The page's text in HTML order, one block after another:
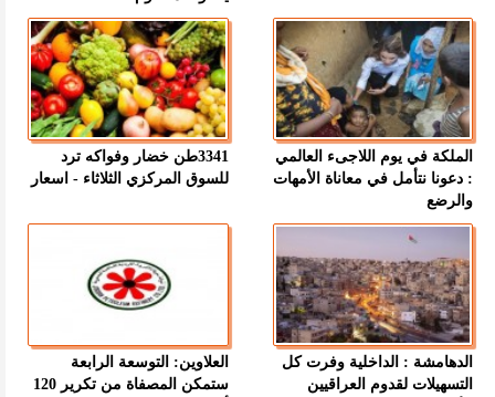
الملكة في يوم اللاجىء العالمي
: دعونا نتأمل في معاناة الأمهات
والرضع
3341طن خضار وفواكه ترد
للسوق المركزي الثلاثاء - اسعار
الدهامشة : الداخلية وفرت كل
التسهيلات لقدوم العراقيين
العلاوين: التوسعة الرابعة
ستمكن المصفاة من تكرير 120